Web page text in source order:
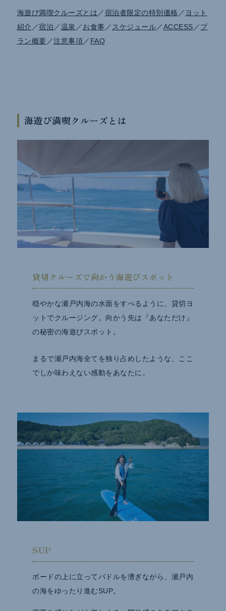
海遊び満喫クルーズとは ／宿泊者限定の特別価格 ／ ヨット
紹介 ／宿泊 ／温泉 ／お食事 ／ スケジュール／ACCESS ／プ
ラン概要 ／注意事項 ／ FAQ
海遊び満喫クルーズとは
貸切クルーズで向かう海遊びスポット
穏やかな瀬戸内海の水面をすべるように、貸切ヨ
ットでクルージング。向かう先は『あなただけ』
の秘密の海遊びスポット。
まるで瀬戸内海全てを独り占めしたような、ここ
でしか味わえない感動をあなたに。
SUP
ボードの上に立ってパドルを漕ぎながら、瀬戸内
の海をゆったり進むSUP。